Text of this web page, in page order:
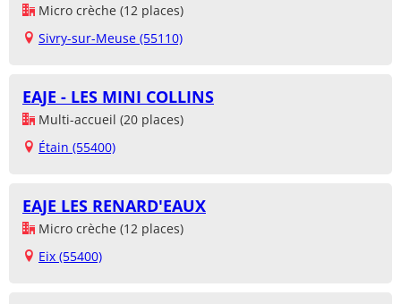
Micro crèche (12 places)
Sivry-sur-Meuse (55110)
EAJE - LES MINI COLLINS
Multi-accueil (20 places)
Étain (55400)
EAJE LES RENARD'EAUX
Micro crèche (12 places)
Eix (55400)